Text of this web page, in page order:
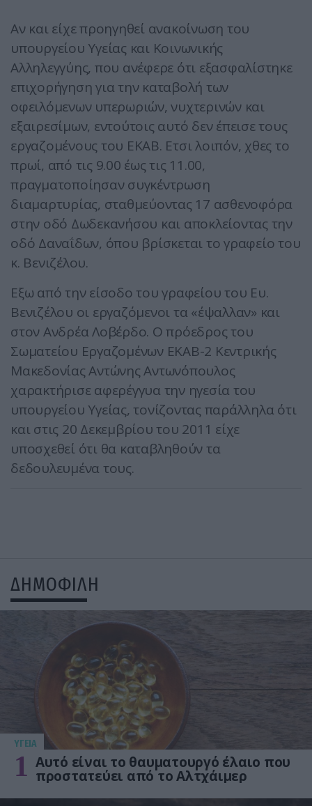
Αν και είχε προηγηθεί ανακοίνωση του
υπουργείου Υγείας και Κοινωνικής
Αλληλεγγύης, που ανέφερε ότι εξασφαλίστηκε
επιχορήγηση για την καταβολή των
οφειλόμενων υπερωριών, νυχτερινών και
εξαιρεσίμων, εντούτοις αυτό δεν έπεισε τους
εργαζομένους του ΕΚΑΒ. Ετσι λοιπόν, χθες το
πρωί, από τις 9.00 έως τις 11.00,
πραγματοποίησαν συγκέντρωση
διαμαρτυρίας, σταθμεύοντας 17 ασθενοφόρα
στην οδό Δωδεκανήσου και αποκλείοντας την
οδό Δαναΐδων, όπου βρίσκεται το γραφείο του
κ. Βενιζέλου.
Εξω από την είσοδο του γραφείου του Ευ.
Βενιζέλου οι εργαζόμενοι τα «έψαλλαν» και
στον Ανδρέα Λοβέρδο. Ο πρόεδρος του
Σωματείου Εργαζομένων ΕΚΑΒ-2 Κεντρικής
Μακεδονίας Αντώνης Αντωνόπουλος
χαρακτήρισε αφερέγγυα την ηγεσία του
υπουργείου Υγείας, τονίζοντας παράλληλα ότι
και στις 20 Δεκεμβρίου του 2011 είχε
υποσχεθεί ότι θα καταβληθούν τα
δεδουλευμένα τους.
ΔΗΜΟΦΙΛΗ
ΥΓΕΙΑ
1 Αυτό είναι το θαυματουργό έλαιο που
προστατεύει από το Αλτχάιμερ